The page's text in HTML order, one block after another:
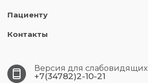
Пациенту
Контакты
Версия для слабовидящих
+7(34782)2-10-21